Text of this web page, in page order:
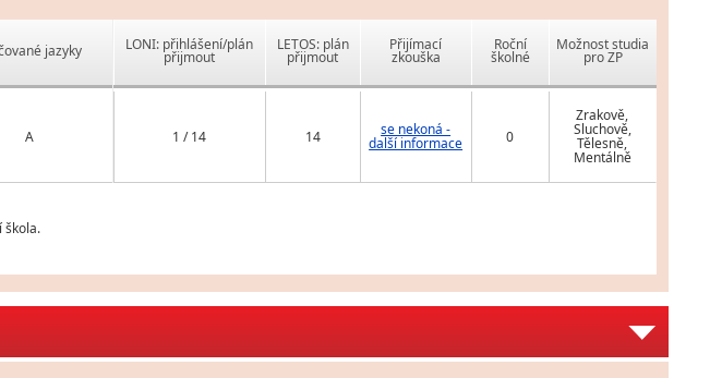
jazyky
A
LONI: přihlášení/plán
přijmout
LETOS: plán
přijmout
Přijímací
zkouška
Roční
školné
Možnost studia
pro ZP
1 / 14 14 se nekoná -
další informace 0
Zrakově,
Sluchově,
Tělesně,
Mentálně
škola.